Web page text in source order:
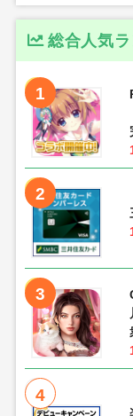
総合人気
1
2
3
4